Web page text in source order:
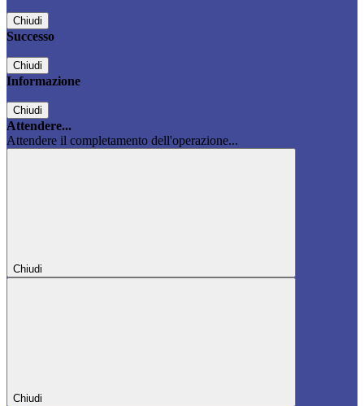
Chiudi
Successo
Chiudi
Informazione
Chiudi
Attendere...
Attendere il completamento dell'operazione...
Chiudi
Chiudi